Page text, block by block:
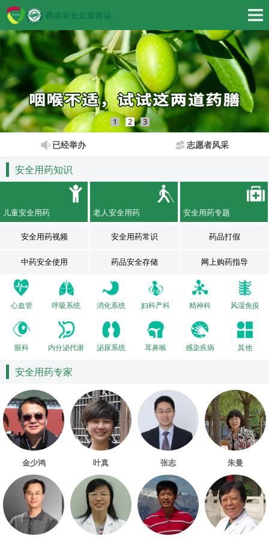
1 2 3
已经举办 志愿者风采
安全用药知识
儿童安全用药 老人安全用药 安全用药专题
安全用药视频 安全用药常识 药品打假
中药安全使用 药品安全存储 网上购药指导
心血管 呼吸系统 消化系统 妇科产科 精神科 风湿免疫
眼科 内分泌代谢 泌尿系统 耳鼻喉 感染疾病 其他
安全用药专家
金少鸿 叶真 张志 朱曼